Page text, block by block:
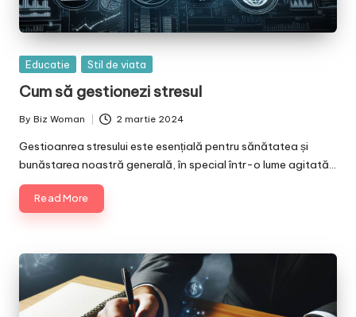
Posted
Educatie Stil de viata
Cum să gestionezi stresul
Posted
by
By Biz Woman 2 martie 2024
Gestioanrea stresului este esențială pentru sănătatea și
bunăstarea noastră generală, în special într-o lume agitată…
Read More